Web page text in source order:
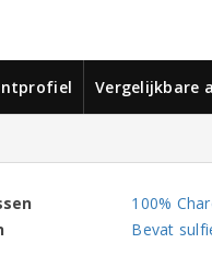
Vergelijkbare
100%
Bevat